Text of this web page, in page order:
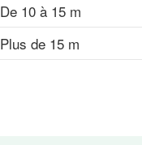
De 10 à 15 m
Plus de 15 m